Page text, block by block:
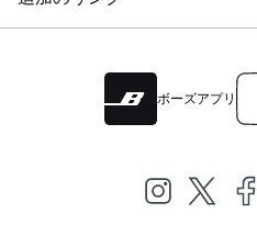
ボーズアプリ